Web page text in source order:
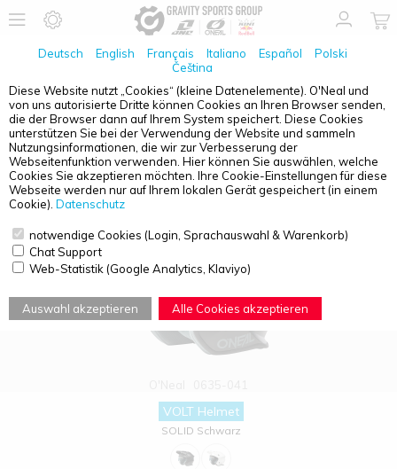
Deutsch English Français Italiano Español
Polski
Čeština
Diese Website nutzt „Cookies“ (kleine Datenelemente). O'Neal und
von uns autorisierte Dritte können Cookies an Ihren Browser senden,
die der Browser dann auf Ihrem System speichert. Diese Cookies
unterstützen Sie bei der Verwendung der Website und sammeln
Nutzungsinformationen, die wir zur Verbesserung der
Webseitenfunktion verwenden. Hier können Sie auswählen, welche
Cookies Sie akzeptieren möchten. Ihre Cookie-Einstellungen für diese
Webseite werden nur auf Ihrem lokalen Gerät gespeichert (in einem
Cookie). Datenschutz
notwendige Cookies (Login, Sprachauswahl & Warenkorb)
Chat Support
Web-Statistik (Google Analytics, Klaviyo)
Auswahl akzeptieren Alle Cookies akzeptieren
PRODUKTÜBERSICHT - VOLT
VOLT Helmet
SOLID Schwarz